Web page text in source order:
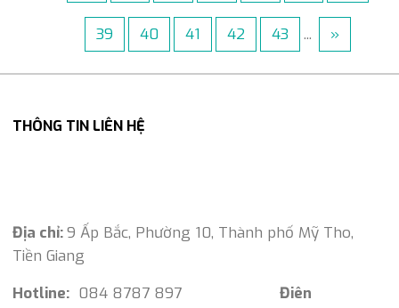
39 40 41 42 43 ... »
THÔNG TIN LIÊN HỆ
Địa chỉ:9 Ấp Bắc, Phường 10, Thành phố Mỹ Tho,
Tiền Giang
Hotline: 084 8787 897 Điên